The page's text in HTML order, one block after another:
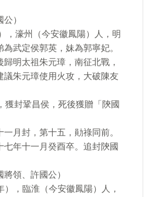
）
，濠州（今安徽鳳陽）人，明
武定侯郭英，妹為郭寧妃。
明太祖朱元璋，南征北戰，
議朱元璋使用火攻，大破陳友
獲封鞏昌侯，死後獲贈「陝國
月封，第十五，勛祿同前。
七年十一月癸酉卒。追封陝國
領、許國公）
，臨淮（今安徽鳳陽）人，